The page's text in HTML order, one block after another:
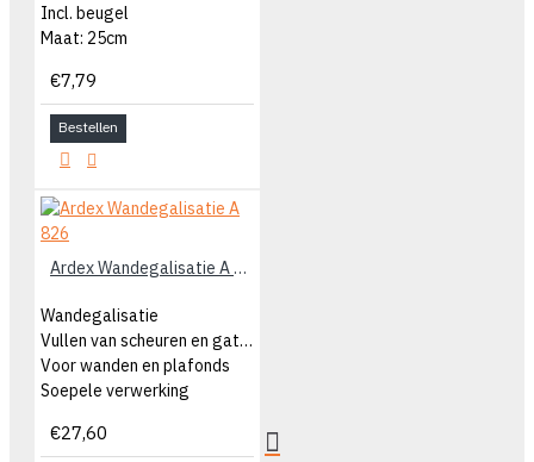
Incl. beugel
Maat: 25cm
€7,79
Bestellen
Ardex Wandegalisatie A 826
Wandegalisatie
Vullen van scheuren en gaten
Voor wanden en plafonds
Soepele verwerking
€27,60